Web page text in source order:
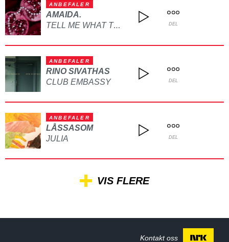
ANBEFALER
AMAIDA.
TELL ME WHAT TO DO DEL
ANBEFALER
RINO SIVATHAS
CLUB EMBASSY
DEL
ANBEFALER
LÅSSASOM
JULIA
DEL
VIS FLERE
Kontakt oss